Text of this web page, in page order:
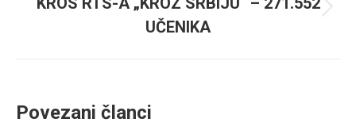
post:
UČENIKA
Povezani članci